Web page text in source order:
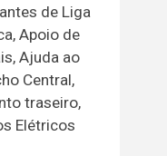
de Liga
Apoio de
Ajuda ao
Central,
traseiro,
Elétricos